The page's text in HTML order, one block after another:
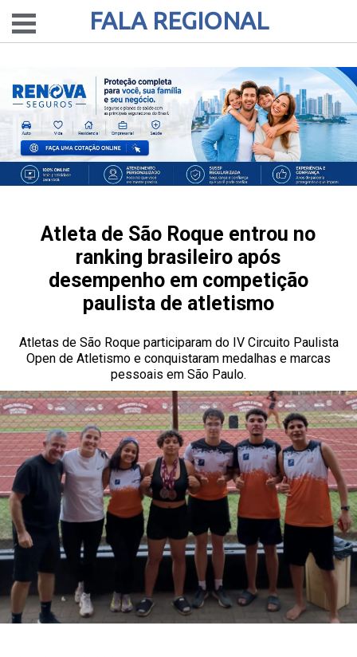
FALA REGIONAL
Atleta de São Roque entrou no
ranking brasileiro após
desempenho em competição
paulista de atletismo
Atletas de São Roque participaram do IV Circuito Paulista
Open de Atletismo e conquistaram medalhas e marcas
pessoais em São Paulo.